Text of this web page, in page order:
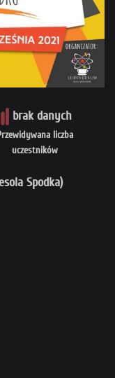
liczba
uczestników
brak danych
Spodka)